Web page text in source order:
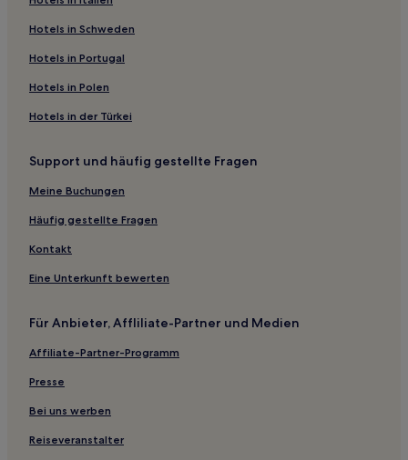
West Coast Division: Hotels
Pulau Gaya Hotels
Hotels nahe Kompleks Karamunsing
Hotels nahe Queen Elizabeth Hospital
Hotels in Schweden
Hotels in Portugal
Hotels in Polen
Hotels in der Türkei
Support und häufig gestellte Fragen
Meine Buchungen
Häufig gestellte Fragen
Kontakt
Eine Unterkunft bewerten
Für Anbieter, Affliliate-Partner und Medien
Affiliate-Partner-Programm
Presse
Bei uns werben
Reiseveranstalter